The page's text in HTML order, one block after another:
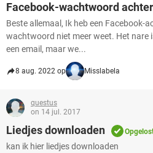
Facebook-wachtwoord
Beste allemaal, Ik heb een Facebook-
wachtwoord niet meer weet. Het nare
een email, maar we...
8 aug. 2022 op Misslabela
questus
on 14 jul. 2017
Liedjes downloaden
kan ik hier liedjes downloaden